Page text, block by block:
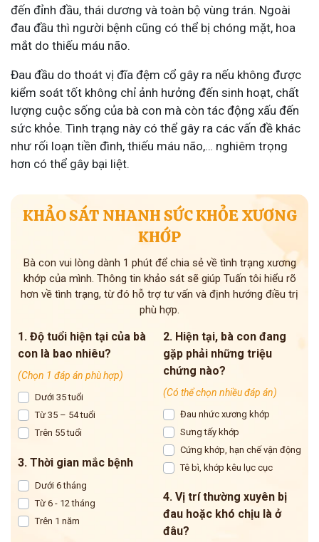
đến đỉnh đầu, thái dương và toàn bộ vùng trán. Ngoài
đau đầu thì người bệnh cũng có thể bị chóng mặt, hoa
mắt do thiếu máu não.
Đau đầu do thoát vị đĩa đệm cổ gây ra nếu không được
kiểm soát tốt không chỉ ảnh hưởng đến sinh hoạt, chất
lượng cuộc sống của bà con mà còn tác động xấu đến
sức khỏe. Tình trạng này có thể gây ra các vấn đề khác
như rối loạn tiền đình, thiếu máu não,… nghiêm trọng
hơn có thể gây bại liệt.
KHẢO SÁT NHANH SỨC KHỎE XƯƠNG
KHỚP
Bà con vui lòng dành 1 phút để chia sẻ về tình trạng xương
khớp của mình. Thông tin khảo sát sẽ giúp Tuấn tôi hiểu rõ
hơn về tình trạng, từ đó hỗ trợ tư vấn và định hướng điều trị
phù hợp.
1. Độ tuổi hiện tại của bà
con là bao nhiêu?
(Chọn 1 đáp án phù hợp)
Dưới 35 tuổi
Từ 35 – 54 tuổi
Trên 55 tuổi
3. Thời gian mắc bệnh
Dưới 6 tháng
Từ 6 - 12 tháng
Trên 1 năm
2. Hiện tại, bà con đang
gặp phải những triệu
chứng nào?
(Có thể chọn nhiều đáp án)
Đau nhức xương khớp
Sưng tấy khớp
Cứng khớp, hạn chế vận động
Tê bì, khớp kêu lục cục
4. Vị trí thường xuyên bị
đau hoặc khó chịu là ở
đâu?